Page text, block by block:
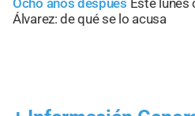
Álvarez: de qué se lo acusa